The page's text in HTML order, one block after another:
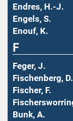
Endres, H.-J.
Engels, S.
Enouf, K.
F
Feger, J.
Fischenberg, D.
Fischer, F.
Bunk, A.